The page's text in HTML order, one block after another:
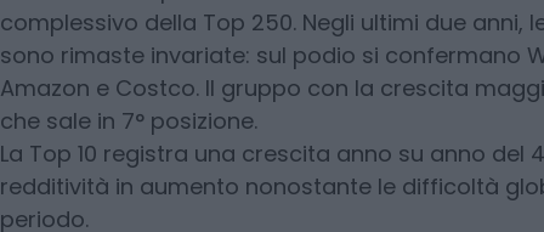
complessivo della Top 250. Negli ultimi due anni,
sono rimaste invariate: sul podio si confermano
Amazon e Costco. Il gruppo con la crescita
che sale in 7° posizione.
La Top 10 registra una crescita anno su anno del
redditività in aumento nonostante le difficoltà
periodo.